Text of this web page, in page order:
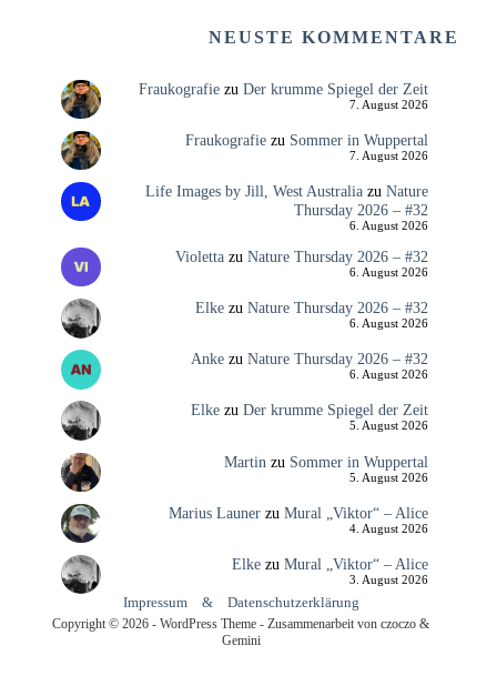
NEUSTE KOMMENTARE
Fraukografiezu Der krumme Spiegel der Zeit
7. August 2026
Fraukografiezu Sommer in Wuppertal
7. August 2026
Life Images by Jill, West Australiazu Nature
Thursday 2026 – #32
6. August 2026
Violettazu Nature Thursday 2026 – #32
6. August 2026
Elkezu Nature Thursday 2026 – #32
6. August 2026
Ankezu Nature Thursday 2026 – #32
6. August 2026
Elkezu Der krumme Spiegel der Zeit
5. August 2026
Martin zu Sommer in Wuppertal
5. August 2026
Marius Launerzu Mural „Viktor“ – Alice
4. August 2026
Elkezu Mural „Viktor“ – Alice
3. August 2026
Impressum & Datenschutzerklärung
Copyright © 2026 - WordPress Theme - Zusammenarbeit von czoczo &
Gemini